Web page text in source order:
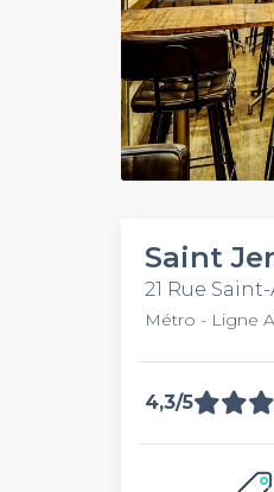
Saint
21 Rue
Métro - Ligne
4,3/5